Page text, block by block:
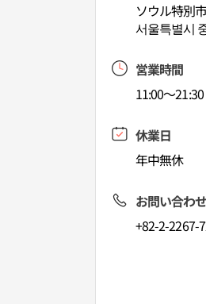
ソウル特別
서울특별시
営業時間
11:00～
休業日
年中無休
お問い合わせ
+82-2-2267-